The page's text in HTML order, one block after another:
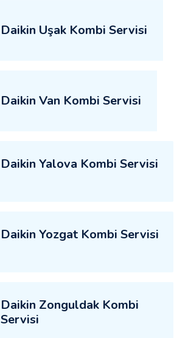
Daikin Uşak Kombi Servisi
Daikin Van Kombi Servisi
Daikin Yalova Kombi Servisi
Daikin Yozgat Kombi Servisi
Daikin Zonguldak Kombi
Servisi